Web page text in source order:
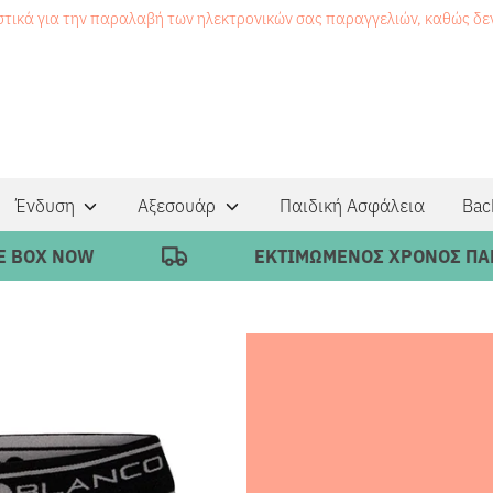
για την παραλαβή των ηλεκτρονικών σας παραγγελιών, καθώς
Ένδυση Αξεσουάρ Παιδική Ασφάλεια
ΕΚΤΙΜΩΜΕΝΟΣ ΧΡΟΝΟΣ